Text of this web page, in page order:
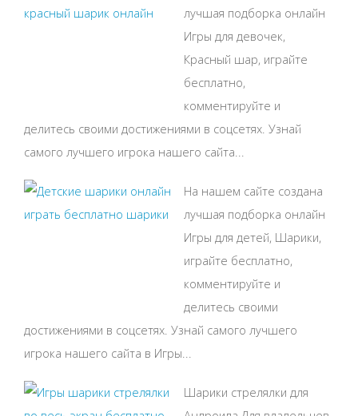
лучшая подборка онлайн
Игры для девочек,
Красный шар, играйте
бесплатно,
комментируйте и
делитесь своими достижениями в соцсетях. Узнай
самого лучшего игрока нашего сайта...
На нашем сайте создана
лучшая подборка онлайн
Игры для детей, Шарики,
играйте бесплатно,
комментируйте и
делитесь своими
достижениями в соцсетях. Узнай самого лучшего
игрока нашего сайта в Игры...
Шарики стрелялки для